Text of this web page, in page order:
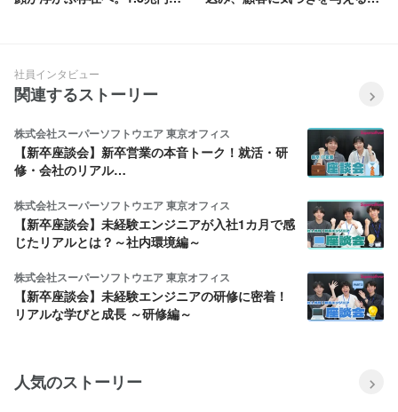
社員インタビュー
関連するストーリー
株式会社スーパーソフトウエア 東京オフィス
【新卒座談会】新卒営業の本音トーク！就活・研
修・会社のリアル…
株式会社スーパーソフトウエア 東京オフィス
【新卒座談会】未経験エンジニアが入社1カ月で感
じたリアルとは？～社内環境編～
株式会社スーパーソフトウエア 東京オフィス
【新卒座談会】未経験エンジニアの研修に密着！
リアルな学びと成長 ～研修編～
人気のストーリー